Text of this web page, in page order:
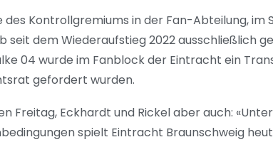
des Kontrollgremiums in der Fan-Abteilung, im
seit dem Wiederaufstieg 2022 ausschließlich
04 wurde im Fanblock der Eintracht ein
gefordert wurden.
Freitag, Eckhardt und Rickel aber auch:
spielt Eintracht Braunschweig